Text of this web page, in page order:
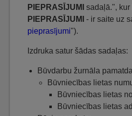
PIEPRASĪJUMI
sadaļā.", kur
PIEPRASĪJUMI
- ir saite uz
pieprasījumi").
Izdruka satur šādas sadaļas:
Būvdarbu žurnāla
Būvniecības lietas
Būvniecības lietas
Būvniecības lietas